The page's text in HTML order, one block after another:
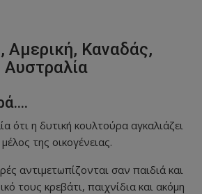
Αμερική, Καναδάς,
Αυστραλία
ότι η δυτική κουλτούρα αγκαλιάζει
της οικογένειας.
αντιμετωπίζονται σαν παιδιά και
τους κρεβάτι, παιχνίδια και ακόμη